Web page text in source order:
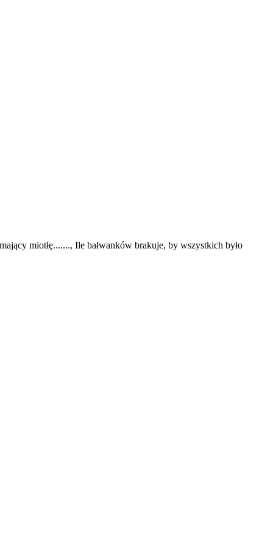
miotłę......., Ile bałwanków brakuje, by wszystkich było